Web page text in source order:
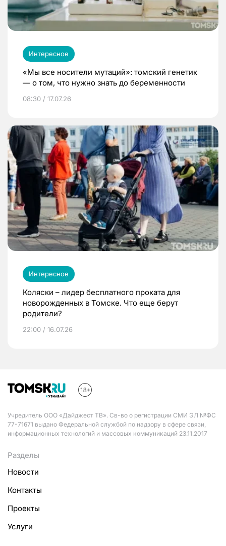
Интересное
«Мы все носители мутаций»: томский генетик
— о том, что нужно знать до беременности
08:30 / 17.07.26
Интересное
Коляски – лидер бесплатного проката для
новорожденных в Томске. Что еще берут
родители?
22:00 / 16.07.26
Учредитель ООО «Дайджест ТВ». Св-во о регистрации СМИ ЭЛ №ФС
77-71671 выдано Федеральной службой по надзору в сфере связи,
информационных технологий и массовых коммуникаций 23.11.2017
Разделы
Новости
Контакты
Проекты
Услуги